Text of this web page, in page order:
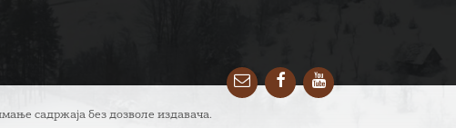
EmailFacebookYouTube
садржаја без дозволе издавача.